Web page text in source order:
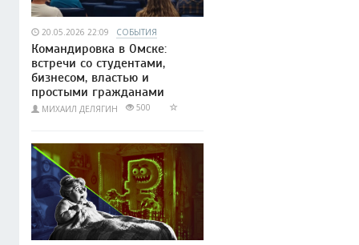
20.05.2026 22:09 СОБЫТИЯ
Командировка в Омске:
встречи со студентами,
бизнесом, властью и
простыми гражданами
МИХАИЛ ДЕЛЯГИН 500